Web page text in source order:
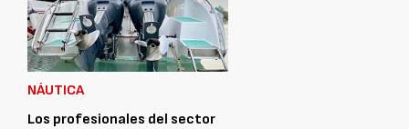
NÁUTICA
Los profesionales del sector